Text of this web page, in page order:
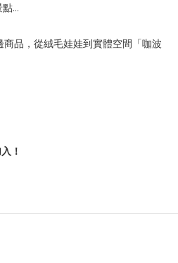
點…
品，從絨毛娃娃到實體空間「咖波
！